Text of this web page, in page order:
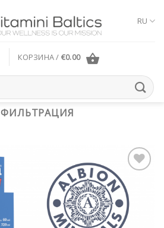
RU
КОРЗИНА / €0.00
ФИЛЬТРАЦИЯ
Pievienot vēlmju
sarakstam